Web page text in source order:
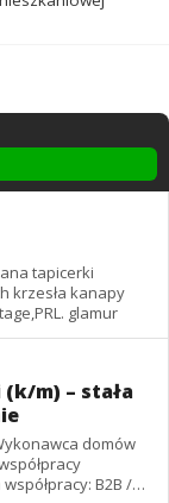
tapicerki
kanapy
sofy fotele .renowacja mebli vintage,PRL. glamur
m) – stała
domów